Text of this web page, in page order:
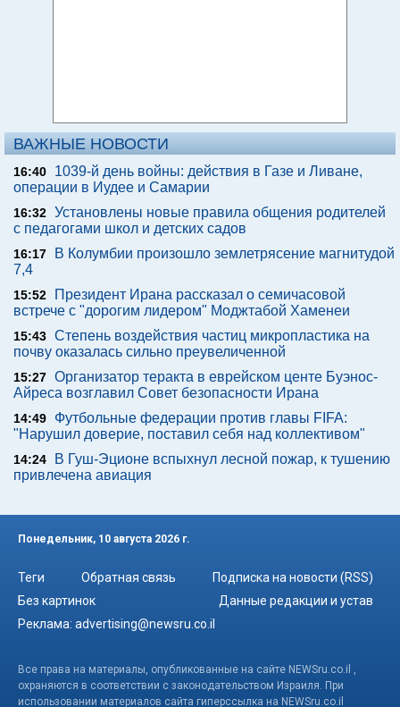
ВАЖНЫЕ НОВОСТИ
16:40
1039-й день войны: действия в Газе и Ливане,
операции в Иудее и Самарии
16:32 Установлены новые правила общения родителей
с педагогами школ и детских садов
16:17
В Колумбии произошло землетрясение магнитудой
7,4
15:52
Президент Ирана рассказал о семичасовой
встрече с "дорогим лидером" Моджтабой Хаменеи
15:43 Степень воздействия частиц микропластика на
почву оказалась сильно преувеличенной
15:27 Организатор теракта в еврейском центе Буэнос-
Айреса возглавил Совет безопасности Ирана
14:49
Футбольные федерации против главы FIFA:
"Нарушил доверие, поставил себя над коллективом"
14:24
В Гуш-Эционе вспыхнул лесной пожар, к тушению
привлечена авиация
Понедельник, 10 августа 2026 г.
Теги Обратная связь
Подписка на новости (RSS)
Без картинок
Данные редакции и устав
Реклама: advertising@newsru.co.il
Все права на материалы, опубликованные на сайте NEWSru.co.il ,
охраняются в соответствии с законодательством Израиля. При
использовании материалов сайта гиперссылка на NEWSru.co.il